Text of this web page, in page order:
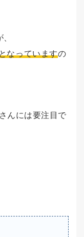
なっていますの
んには要注目で